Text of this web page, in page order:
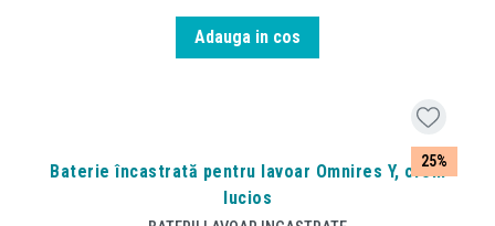
Adauga in cos
25%
Baterie încastrată pentru lavoar Omnires Y, crom
lucios